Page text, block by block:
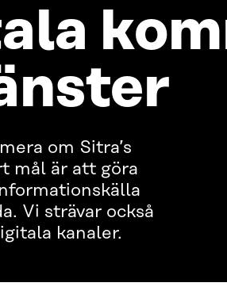
om Sitra’s
mål är att göra
Vi strävar också
kanaler.